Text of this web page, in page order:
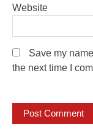
Website
Save my
the next time I